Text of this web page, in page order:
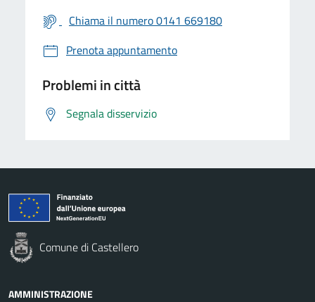
Chiama il numero 0141 669180
Prenota appuntamento
Problemi in città
Segnala disservizio
Comune di Castellero
AMMINISTRAZIONE